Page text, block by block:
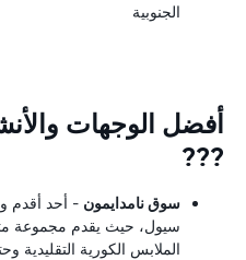
الجنوبية
أفضل الوجهات
???
سوق نامدايمون - أحد أقدم
سيول، حيث يقدم مجموعة
الملابس الكورية التقليدية